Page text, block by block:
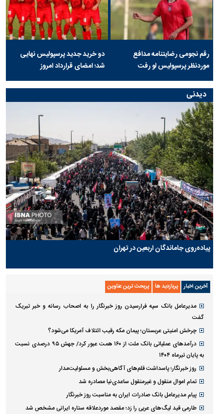
رقم نجومی رضایتنامه مدافع
موردنظر پرسپولیس لو رفت
دو خرید جدید پرسپولیس نهایی
شد؛ امضای قرارداد امروز
دیدنی
پیاده‌روی جاماندگان اربعین در تهران
آخرین اخبار پربازدید ها پربحث ترین عناوین
مدیرعامل بانک سپه فرارسیدن روز خبرنگار را به اصحاب رسانه و خبر تبریک
گفت
چرخش امنیتی عربستان؛ پیمان مکه رقیب ائتلاف آمریکا می‌شود؟
درآمد‌های عملیاتی بانک ملت از ۱۶۰ همت عبور کرد/ جهش ۹۵ درصدی نسبت
به پایان تیرماه ۱۴۰۴
روز خبرنگار؛ پاسداشت قلم‌های آگاهی‌بخش و مسئولیت‌مدار
تمام اموال منقول و غیرمنقول ساعدی‌نیا مصادره شد
پیام مدیرعامل بانک صادرات ایران به مناسبت روز خبرنگار
طارمی قید لیگ‌های عربی را زد؛ مقصد موردعلاقه ستاره ایرانی مشخص شد